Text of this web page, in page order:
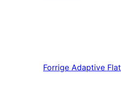
Forrige Adaptive Flat